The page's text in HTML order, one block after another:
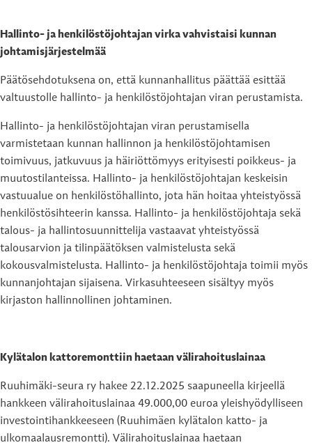
Hallinto- ja henkilöstöjohtajan virka vahvistaisi kunnan
johtamisjärjestelmää
Päätösehdotuksena on, että kunnanhallitus päättää esittää
valtuustolle hallinto- ja henkilöstöjohtajan viran perustamista.
Hallinto- ja henkilöstöjohtajan viran perustamisella
varmistetaan kunnan hallinnon ja henkilöstöjohtamisen
toimivuus, jatkuvuus ja häiriöttömyys erityisesti poikkeus- ja
muutostilanteissa. Hallinto- ja henkilöstöjohtajan keskeisin
vastuualue on henkilöstöhallinto, jota hän hoitaa yhteistyössä
henkilöstösihteerin kanssa. Hallinto- ja henkilöstöjohtaja sekä
talous- ja hallintosuunnittelija vastaavat yhteistyössä
talousarvion ja tilinpäätöksen valmistelusta sekä
kokousvalmistelusta. Hallinto- ja henkilöstöjohtaja toimii myös
kunnanjohtajan sijaisena. Virkasuhteeseen sisältyy myös
kirjaston hallinnollinen johtaminen.
Kylätalon kattoremonttiin haetaan välirahoituslainaa
Ruuhimäki-seura ry hakee 22.12.2025 saapuneella kirjeellä
hankkeen välirahoituslainaa 49.000,00 euroa yleishyödylliseen
investointihankkeeseen (Ruuhimäen kylätalon katto- ja
ulkomaalausremontti). Välirahoituslainaa haetaan